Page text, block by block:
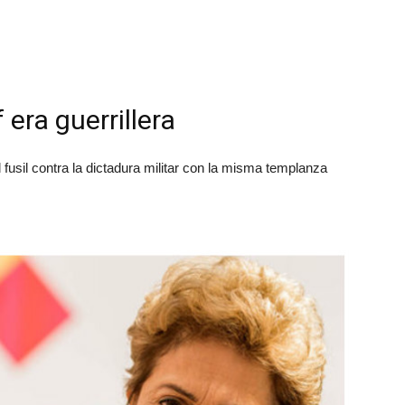
guerrillera
contra la dictadura militar con la misma templanza